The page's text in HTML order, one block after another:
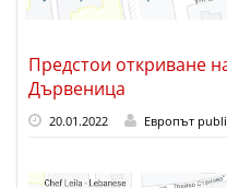
Предстои откриване
Дървеница
20.01.2022 Европът